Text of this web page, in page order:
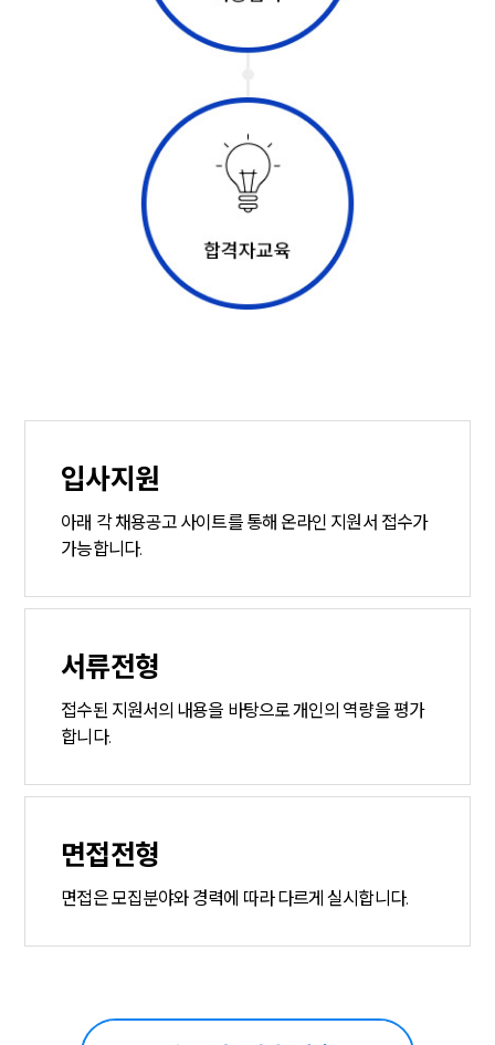
입사지원
아래 각 채용공고 사이트를 통해 온라인 지원서 접수가
가능합니다.
서류전형
접수된 지원서의 내용을 바탕으로 개인의 역량을 평가
합니다.
면접전형
면접은 모집분야와 경력에 따라 다르게 실시합니다.